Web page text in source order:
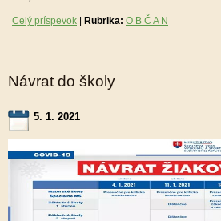
Celý príspevok Rubrika: O B Č A N
Návrat do školy
5. 1. 2021